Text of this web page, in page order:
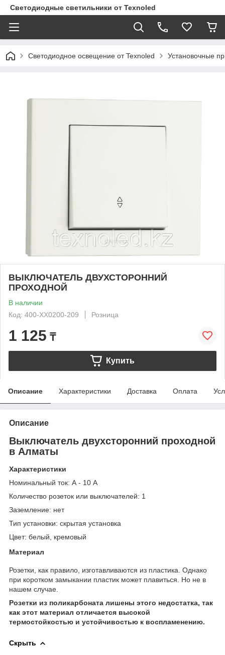
Светодиодные светильники от Texnoled
Светодиодное освещение от Texnoled Установочные
ВЫКЛЮЧАТЕЛЬ ДВУХСТОРОННИЙ
ПРОХОДНОЙ
В наличии
Код: 400-XX0200-209
Розница
1 125 ₸
Купить
Описание Характеристики Доставка Оплата
Описание
Выключатель двухсторонний проходной
в Алматы
Характеристики
Номинальный ток: А- 10 А
Количество розеток или выключателей: 1
Заземление: нет
Тип установки: скрытая установка
Цвет: белый, кремовый
Материал
Розетки, как правило, изготавливаются из пластика. Однако
при коротком замыкании пластик может плавиться. Но не в
нашем случае.
Розетки из поликарбоната лишены этого недостатка, так
как этот материал отличается высокой
термостойкостью и устойчивостью к воспламенению.
Скрыть